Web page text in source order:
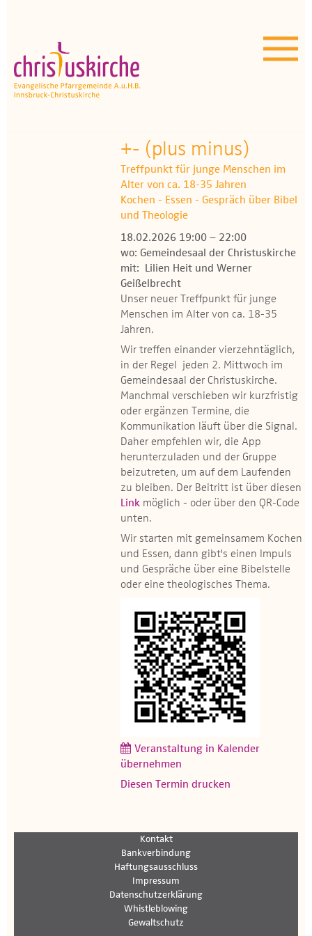
Unser Angebot
OEZ
Wissenswertes
Medien
Kontakt
+- (plus minus)
Treffpunkt für junge Menschen im
Alter von ca. 18-35 Jahren
Kochen - Essen - Gespräch über Bibel
und Theologie
18.02.2026 19:00 – 22:00
wo: Gemeindesaal der Christuskirche
mit: Lilien Heit und Werner
Geißelbrecht
Unser neuer Treffpunkt für junge
Menschen im Alter von ca. 18-35
Jahren.
Wir treffen einander vierzehntäglich,
in der Regel jeden 2. Mittwoch im
Gemeindesaal der Christuskirche.
Manchmal verschieben wir kurzfristig
oder ergänzen Termine, die
Kommunikation läuft über die Signal.
Daher empfehlen wir, die App
herunterzuladen und der Gruppe
beizutreten, um auf dem Laufenden
zu bleiben. Der Beitritt ist über diesen
Link möglich - oder über den QR-Code
unten.
Wir starten mit gemeinsamem Kochen
und Essen, dann gibt's einen Impuls
und Gespräche über eine Bibelstelle
oder eine theologisches Thema.
Veranstaltung in Kalender
übernehmen
Diesen Termin drucken
Kontakt
Bankverbindung
Haftungsausschluss
Impressum
Datenschutzerklärung
Whistleblowing
Gewaltschutz